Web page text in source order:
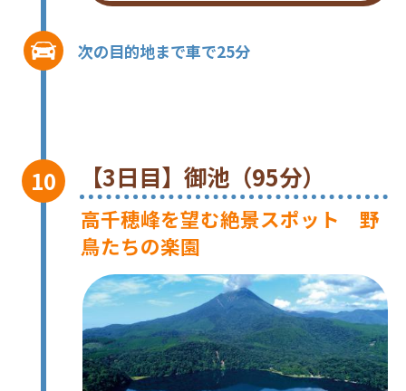
次の目的地まで車で25分
【3日目】御池（95分）
高千穂峰を望む絶景スポット 野
鳥たちの楽園